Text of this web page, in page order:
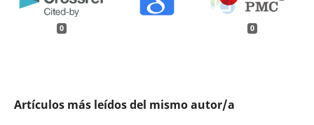
0 0
Artículos más leídos del mismo autor/a